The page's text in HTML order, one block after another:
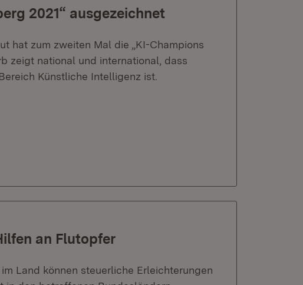
2021“ ausgezeichnet
hat zum zweiten Mal die „KI-Champions
zeigt national und international, dass
Künstliche Intelligenz ist.
an Flutopfer
Land können steuerliche Erleichterungen